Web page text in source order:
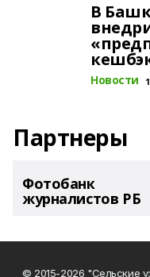
В
Новости
Партнеры
Фотобанк
журналистов РБ
© 2015-2026 "Сельские